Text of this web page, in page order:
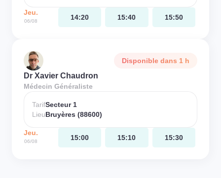
Jeu.
06/08 14:20 15:40 15:50
Disponible dans 1 h
Dr Xavier Chaudron
Médecin Généraliste
TarifSecteur 1
LieuBruyères (88600)
Jeu.
06/08 15:00 15:10 15:30